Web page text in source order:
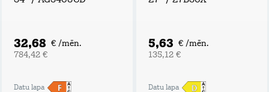
32,68 € /mēn.
784,42 €
Datu lapa
5,63 € /mēn.
135,12 €
Datu lapa